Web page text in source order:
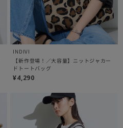
INDIVI
【新作登場！／大容量】ニットジャカー
ドトートバッグ
¥4,290